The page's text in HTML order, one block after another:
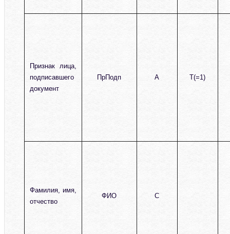
Признак лица,
подписавшего
документ
ПрПодп А T(=1)
Фамилия, имя,
отчество
ФИО С